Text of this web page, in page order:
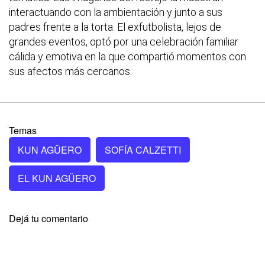
interactuando con la ambientación y junto a sus
padres frente a la torta. El exfutbolista, lejos de
grandes eventos, optó por una celebración familiar
cálida y emotiva en la que compartió momentos con
sus afectos más cercanos.
Temas
KUN AGÜERO
SOFÍA CALZETTI
EL KUN AGÜERO
Dejá tu comentario